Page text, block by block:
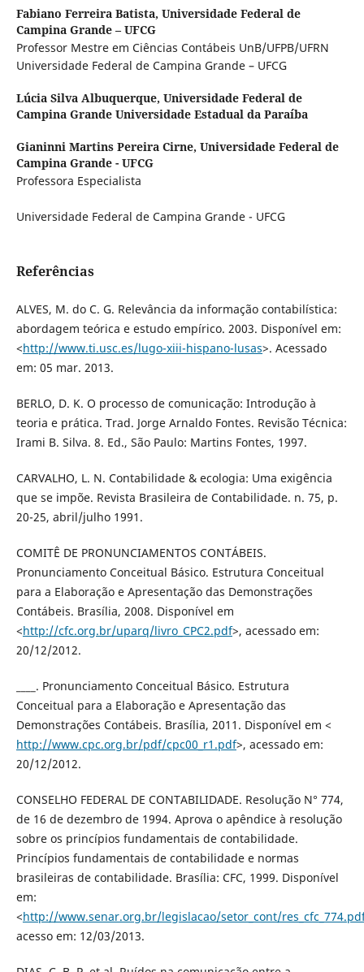
Fabiano Ferreira Batista, Universidade Federal de
Campina Grande – UFCG
Professor Mestre em Ciências Contábeis UnB/UFPB/UFRN
Universidade Federal de Campina Grande – UFCG
Lúcia Silva Albuquerque, Universidade Federal de
Campina Grande Universidade Estadual da Paraíba
Gianinni Martins Pereira Cirne, Universidade Federal de
Campina Grande - UFCG
Professora Especialista
Universidade Federal de Campina Grande - UFCG
Referências
ALVES, M. do C. G. Relevância da informação contabilística:
abordagem teórica e estudo empírico. 2003. Disponível em:
<http://www.ti.usc.es/lugo-xiii-hispano-lusas>. Acessado
em: 05 mar. 2013.
BERLO, D. K. O processo de comunicação: Introdução à
teoria e prática. Trad. Jorge Arnaldo Fontes. Revisão Técnica:
Irami B. Silva. 8. Ed., São Paulo: Martins Fontes, 1997.
CARVALHO, L. N. Contabilidade & ecologia: Uma exigência
que se impõe. Revista Brasileira de Contabilidade. n. 75, p.
20-25, abril/julho 1991.
COMITÊ DE PRONUNCIAMENTOS CONTÁBEIS.
Pronunciamento Conceitual Básico. Estrutura Conceitual
para a Elaboração e Apresentação das Demonstrações
Contábeis. Brasília, 2008. Disponível em
<http://cfc.org.br/uparq/livro_CPC2.pdf>, acessado em:
20/12/2012.
____. Pronunciamento Conceitual Básico. Estrutura
Conceitual para a Elaboração e Apresentação das
Demonstrações Contábeis. Brasília, 2011. Disponível em <
http://www.cpc.org.br/pdf/cpc00_r1.pdf>, acessado em:
20/12/2012.
CONSELHO FEDERAL DE CONTABILIDADE. Resolução N° 774,
de 16 de dezembro de 1994. Aprova o apêndice à resolução
sobre os princípios fundamentais de contabilidade.
Princípios fundamentais de contabilidade e normas
brasileiras de contabilidade. Brasília: CFC, 1999. Disponível
em:
<http://www.senar.org.br/legislacao/setor_cont/
acesso em: 12/03/2013.